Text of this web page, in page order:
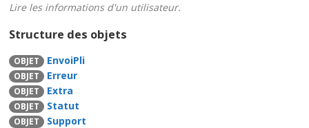
Lire les informations d'un utilisateur.
Structure des objets
OBJET EnvoiPli
OBJET Erreur
OBJET Extra
OBJET Statut
OBJET Support